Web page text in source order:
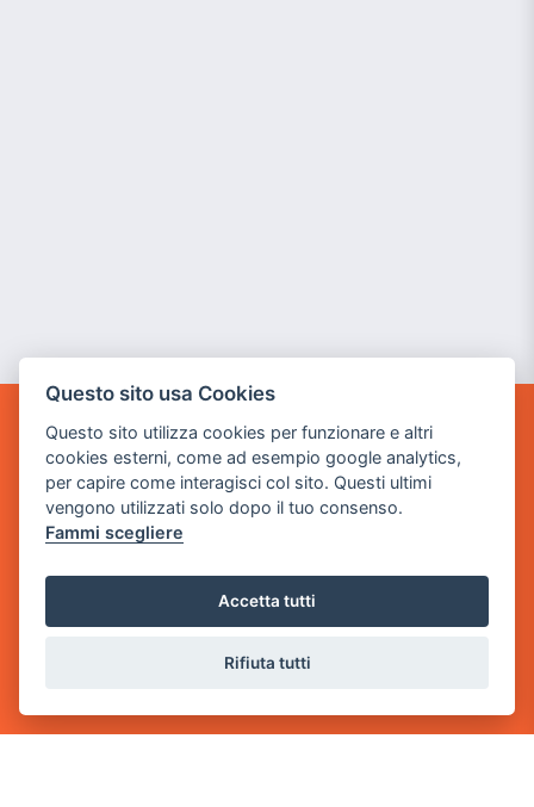
GAME WARP
BY POWER GAME SRL
Sede Legale
via Villaggio dei Platani, 3
Questo sito usa Cookies
Questo sito utilizza cookies per funzionare e altri
cookies esterni, come ad esempio google analytics,
per capire come interagisci col sito. Questi ultimi
vengono utilizzati solo dopo il tuo consenso.
Fammi scegliere
Accetta tutti
Rifiuta tutti